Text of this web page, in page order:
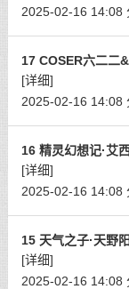
2025-02-16 14:08
17 COSER六二二
[详细]
2025-02-16 14:08
16 精灵幻想记·艾
[详细]
2025-02-16 14:08
15 天气之子·天野
[详细]
2025-02-16 14:08